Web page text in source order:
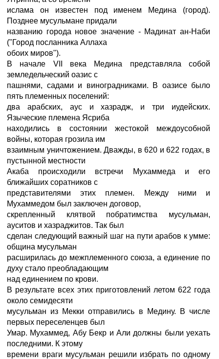
ислама он известен под именем Медина (город).
Позднее мусульмане придали
названию города новое значение - Мадинат ан-Наби
("Город посланника Аллаха
обоих миров").
В начале VII века Медина представляла собой
земледельческий оазис с
пашнями, садами и виноградниками. В оазисе было
пять племенных поселений:
два арабских, аус и хазрадж, и три иудейских.
Языческие племена Ясриба
находились в состоянии жестокой междоусобной
войны, которая грозила им
взаимным уничтожением. Дважды, в 620 и 622 годах, в
пустынной местности
Акаба происходили встречи Мухаммеда и его
ближайших соратников с
представителями этих племен. Между ними и
Мухаммедом был заключен договор,
скрепленный клятвой побратимства мусульман,
ауситов и хазраджитов. Так был
сделан следующий важный шаг на пути арабов к умме:
община мусульман
расширилась до межплеменного союза, а единение по
духу стало преобладающим
над единением по крови.
В результате всех этих приготовлений летом 622 года
около семидесяти
мусульман из Мекки отправились в Медину. В числе
первых переселенцев был
Умар. Мухаммед, Абу Бекр и Али должны были уехать
последними. К этому
времени враги мусульман решили избрать по одному